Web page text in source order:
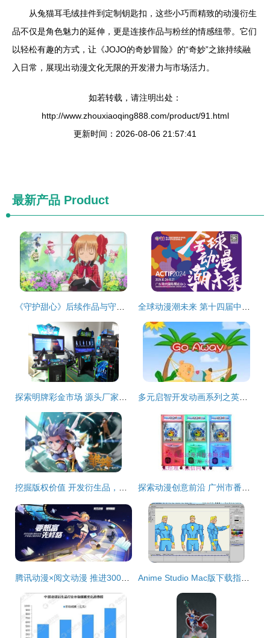
从兔猫耳毛绒挂件到定制钥匙扣，这些小巧而精致的动漫衍生
品不仅是角色魅力的延伸，更是连接作品与粉丝的情感纽带。它们
以轻松有趣的方式，让《JOJO的奇妙冒险》的“奇妙”之旅持续融
入日常，展现出动漫文化无限的开发潜力与市场活力。
如若转载，请注明出处：
http://www.zhouxiaoqing888.com/product/91.html
更新时间：2026-08-06 21:57:41
最新产品 Product
《守护甜心》后续作品与守护者们的未来展望 全球动漫潮未来 第十四届中国国际动漫博览会10月24日东莞开幕，动漫开发驶入快车道
探索明牌彩金市场 源头厂家、玩法与价格分析——以云南曲靖为例的“单挑”模式解读 多元启智开发动画系列之英语与对话 动漫开发的创新探索
挖掘版权价值 开发衍生品，中国动漫产业产值破2000亿新路径 探索动漫创意前沿 广州市番禺区东环永嘉麒动漫开发部供应产品解析
腾讯动漫×阅文动漫 推进300部阅文小说漫改，开启动漫开发新纪元 Anime Studio Mac版下载指南 开启动漫开发之旅